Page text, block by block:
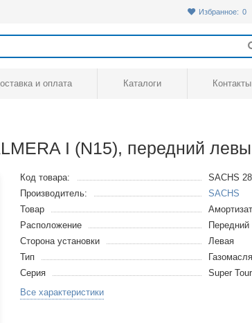
Избранное: 0
и оплата Каталоги Контакты
I (N15), передний
Код товара:
SACHS
Производитель:
SACHS
Товар
Расположение
Сторона установки
Левая
Тип
Серия
Super
Все характеристики